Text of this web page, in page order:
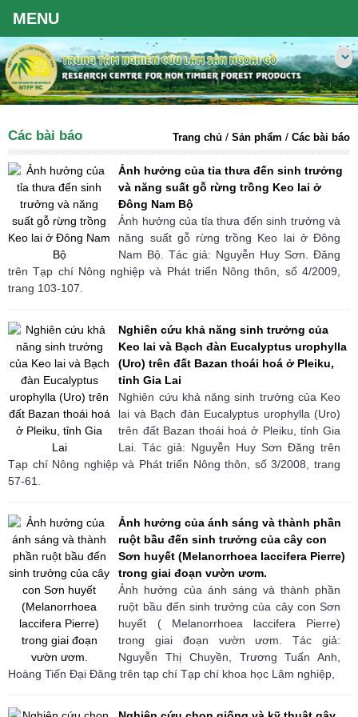
Các bài báo Trang chủ / Sản phẩm / Các bài báo
Ảnh hưởng của tỉa thưa đến sinh trưởng
và năng suất gỗ rừng trồng Keo lai ở
Đông Nam Bộ
Ảnh hưởng của tỉa thưa đến sinh trưởng và
năng suất gỗ rừng trồng Keo lai ở Đông
Nam Bộ. Tác giả: Nguyễn Huy Sơn. Đăng
trên Tạp chí Nông nghiệp và Phát triển Nông thôn, số 4/2009,
trang 103-107.
Nghiên cứu khả năng sinh trưởng của
Keo lai và Bạch đàn Eucalyptus urophylla
(Uro) trên đất Bazan thoái hoá ở Pleiku,
tỉnh Gia Lai
Nghiên cứu khả năng sinh trưởng của Keo
lai và Bạch đàn Eucalyptus urophylla (Uro)
trên đất Bazan thoái hoá ở Pleiku, tỉnh Gia
Lai. Tác giả: Nguyễn Huy Sơn Đăng trên
Tạp chí Nông nghiệp và Phát triển Nông thôn, số 3/2008, trang
57-61.
Ảnh hưởng của ánh sáng và thành phần
ruột bầu đến sinh trưởng của cây con
Sơn huyết (Melanorrhoea laccifera Pierre)
trong giai đoạn vườn ươm.
Ảnh hưởng của ánh sáng và thành phần
ruột bầu đến sinh trưởng của cây con Sơn
huyết ( Melanorrhoea laccifera Pierre)
trong giai đoạn vườn ươm. Tác giả:
Nguyễn Thị Chuyền, Trương Tuấn Anh,
Hoàng Tiến Đại Đăng trên tạp chí Tạp chí khoa học Lâm nghiệp,